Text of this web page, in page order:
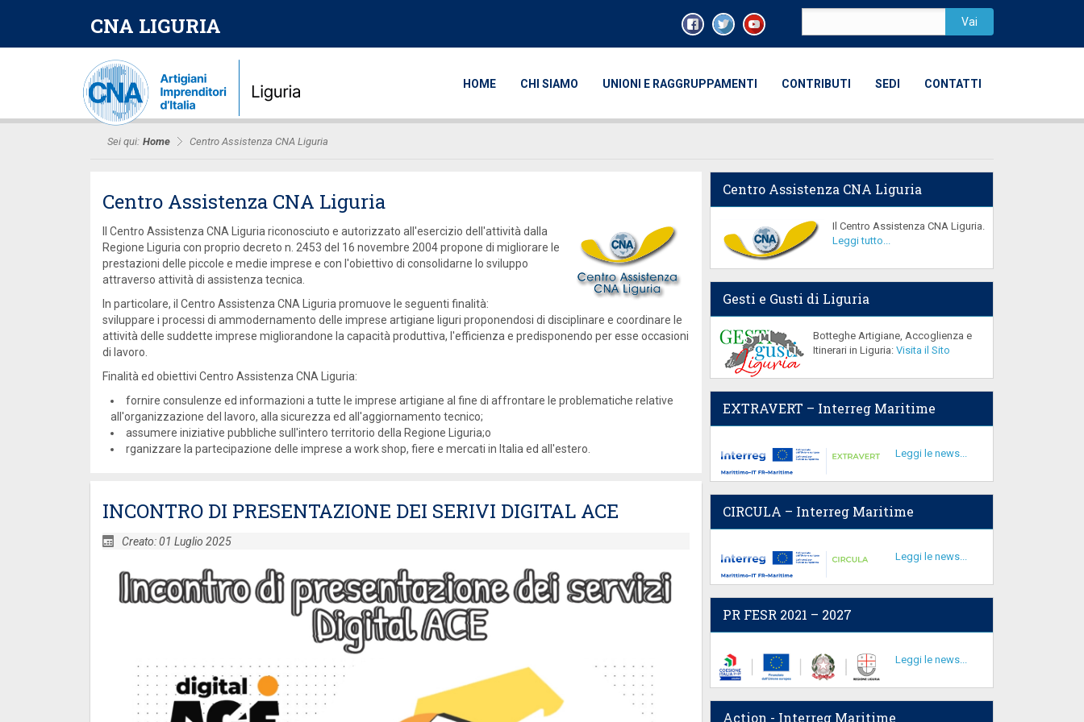
CNA LIGURIA
HOME CHI SIAMO UNIONI E RAGGRUPPAMENTI CONTRIBUTI SEDI CONTATTI
Sei qui: Home Centro Assistenza CNA Liguria
Centro Assistenza CNA Liguria
Il Centro Assistenza CNA Liguria riconosciuto e autorizzato all'esercizio dell'attività dalla
Regione Liguria con proprio decreto n. 2453 del 16 novembre 2004 propone di migliorare le
prestazioni delle piccole e medie imprese e con l'obiettivo di consolidarne lo sviluppo
attraverso attività di assistenza tecnica.
In particolare, il Centro Assistenza CNA Liguria promuove le seguenti finalità:
sviluppare i processi di ammodernamento delle imprese artigiane liguri proponendosi di disciplinare e coordinare le
attività delle suddette imprese migliorandone la capacità produttiva, l'efficienza e predisponendo per esse occasioni
di lavoro.
Finalità ed obiettivi Centro Assistenza CNA Liguria:
fornire consulenze ed informazioni a tutte le imprese artigiane al fine di affrontare le problematiche relative
all'organizzazione del lavoro, alla sicurezza ed all'aggiornamento tecnico;
assumere iniziative pubbliche sull'intero territorio della Regione Liguria;o
rganizzare la partecipazione delle imprese a work shop, fiere e mercati in Italia ed all'estero.
INCONTRO DI PRESENTAZIONE DEI SERIVI DIGITAL ACE
Creato: 01 Luglio 2025
Centro Assistenza CNA Liguria
Il Centro Assistenza CNA Liguria.
Leggi tutto...
Gesti e Gusti di Liguria
Botteghe Artigiane, Accoglienza e
Itinerari in Liguria:Visita il Sito
EXTRAVERT – Interreg Maritime
Leggi le news...
CIRCULA – Interreg Maritime
Leggi le news...
PR FESR 2021 – 2027
Leggi le news...
Action - Interreg Maritime